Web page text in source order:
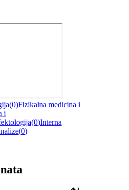
(0)Fizikalna medicina i
i
(0)Interna
(0)